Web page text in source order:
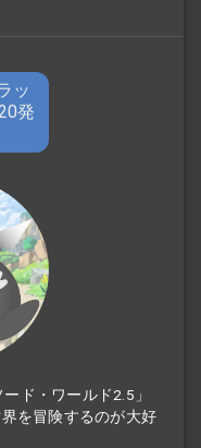
ッ
発
ド・ワールド2.5」
を冒険するのが大好